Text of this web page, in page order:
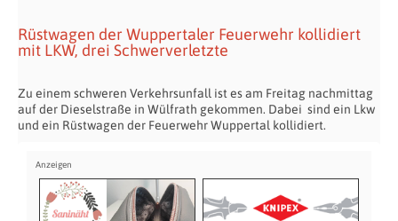
Rüstwagen der Wuppertaler Feuerwehr kollidiert
mit LKW, drei Schwerverletzte
Zu einem schweren Verkehrsunfall ist es am Freitag nachmittag
auf der Dieselstraße in Wülfrath gekommen. Dabei sind ein Lkw
und ein Rüstwagen der Feuerwehr Wuppertal kollidiert.